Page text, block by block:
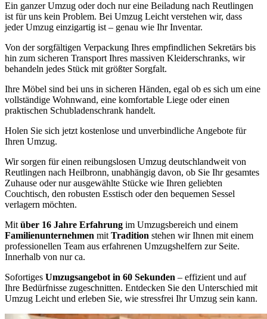
Ein ganzer Umzug oder doch nur eine Beiladung nach Reutlingen
ist für uns kein Problem. Bei Umzug Leicht verstehen wir, dass
jeder Umzug einzigartig ist – genau wie Ihr Inventar.
Von der sorgfältigen Verpackung Ihres empfindlichen Sekretärs bis
hin zum sicheren Transport Ihres massiven Kleiderschranks, wir
behandeln jedes Stück mit größter Sorgfalt.
Ihre Möbel sind bei uns in sicheren Händen, egal ob es sich um eine
vollständige Wohnwand, eine komfortable Liege oder einen
praktischen Schubladenschrank handelt.
Holen Sie sich jetzt kostenlose und unverbindliche Angebote für
Ihren Umzug.
Wir sorgen für einen reibungslosen Umzug deutschlandweit von
Reutlingen nach Heilbronn, unabhängig davon, ob Sie Ihr gesamtes
Zuhause oder nur ausgewählte Stücke wie Ihren geliebten
Couchtisch, den robusten Esstisch oder den bequemen Sessel
verlagern möchten.
Mit über 16 Jahre Erfahrung im Umzugsbereich und einem
Familienunternehmen mit Tradition stehen wir Ihnen mit einem
professionellen Team aus erfahrenen Umzugshelfern zur Seite.
Innerhalb von nur ca.
Sofortiges Umzugsangebot in 60 Sekunden – effizient und auf
Ihre Bedürfnisse zugeschnitten. Entdecken Sie den Unterschied mit
Umzug Leicht und erleben Sie, wie stressfrei Ihr Umzug sein kann.